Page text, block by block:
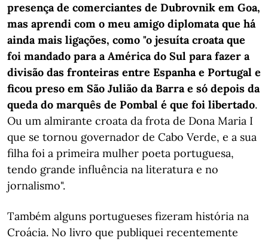
presença de comerciantes de Dubrovnik em Goa,
mas aprendi com o meu amigo diplomata que há
ainda mais ligações, como "o jesuíta croata que
foi mandado para a América do Sul para fazer a
divisão das fronteiras entre Espanha e Portugal e
ficou preso em São Julião da Barra e só depois da
queda do marquês de Pombal é que foi libertado.
Ou um almirante croata da frota de Dona Maria I
que se tornou governador de Cabo Verde, e a sua
filha foi a primeira mulher poeta portuguesa,
tendo grande influência na literatura e no
jornalismo".
Também alguns portugueses fizeram história na
Croácia. No livro que publiquei recentemente